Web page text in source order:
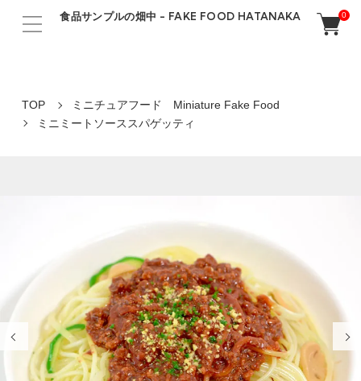
食品サンプルの畑中 - FAKE FOOD HATANAKA 0
TOP
ミニチュアフード Miniature Fake Food
ミニミートソーススパゲッティ